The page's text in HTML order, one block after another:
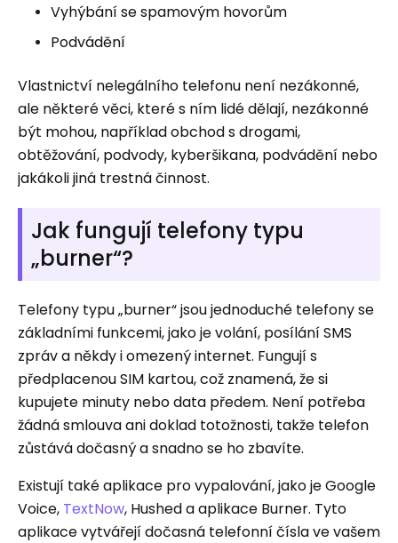
Vyhýbání se spamovým hovorům
Podvádění
Vlastnictví nelegálního telefonu není nezákonné,
ale některé věci, které s ním lidé dělají, nezákonné
být mohou, například obchod s drogami,
obtěžování, podvody, kyberšikana, podvádění nebo
jakákoli jiná trestná činnost.
Jak fungují telefony typu
„burner“?
Telefony typu „burner“ jsou jednoduché telefony se
základními funkcemi, jako je volání, posílání SMS
zpráv a někdy i omezený internet. Fungují s
předplacenou SIM kartou, což znamená, že si
kupujete minuty nebo data předem. Není potřeba
žádná smlouva ani doklad totožnosti, takže telefon
zůstává dočasný a snadno se ho zbavíte.
Existují také aplikace pro vypalování, jako je Google
Voice, TextNow, Hushed a aplikace Burner. Tyto
aplikace vytvářejí dočasná telefonní čísla ve vašem